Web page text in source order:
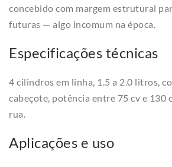
concebido com margem estrutural
futuras — algo incomum na época.
Especificações técnicas
4 cilindros em linha, 1.5 a 2.0 litros,
cabeçote, potência entre 75 cv e 130
rua.
Aplicações e uso